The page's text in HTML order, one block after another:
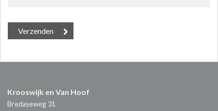
Krooswijk en Van Hoof
Bredaseweg 31